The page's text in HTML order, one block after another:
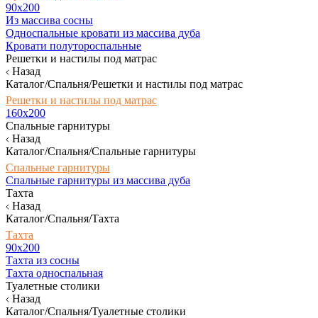
90х200
Из массива сосны
Односпальные кровати из массива дуба
Кровати полутороспальные
Решетки и настилы под матрас
Назад
Каталог/Спальня/Решетки и настилы под матрас
Решетки и настилы под матрас
160х200
Спальные гарнитуры
Назад
Каталог/Спальня/Спальные гарнитуры
Спальные гарнитуры
Спальные гарнитуры из массива дуба
Тахта
Назад
Каталог/Спальня/Тахта
Тахта
90х200
Тахта из сосны
Тахта односпальная
Туалетные столики
Назад
Каталог/Спальня/Туалетные столики